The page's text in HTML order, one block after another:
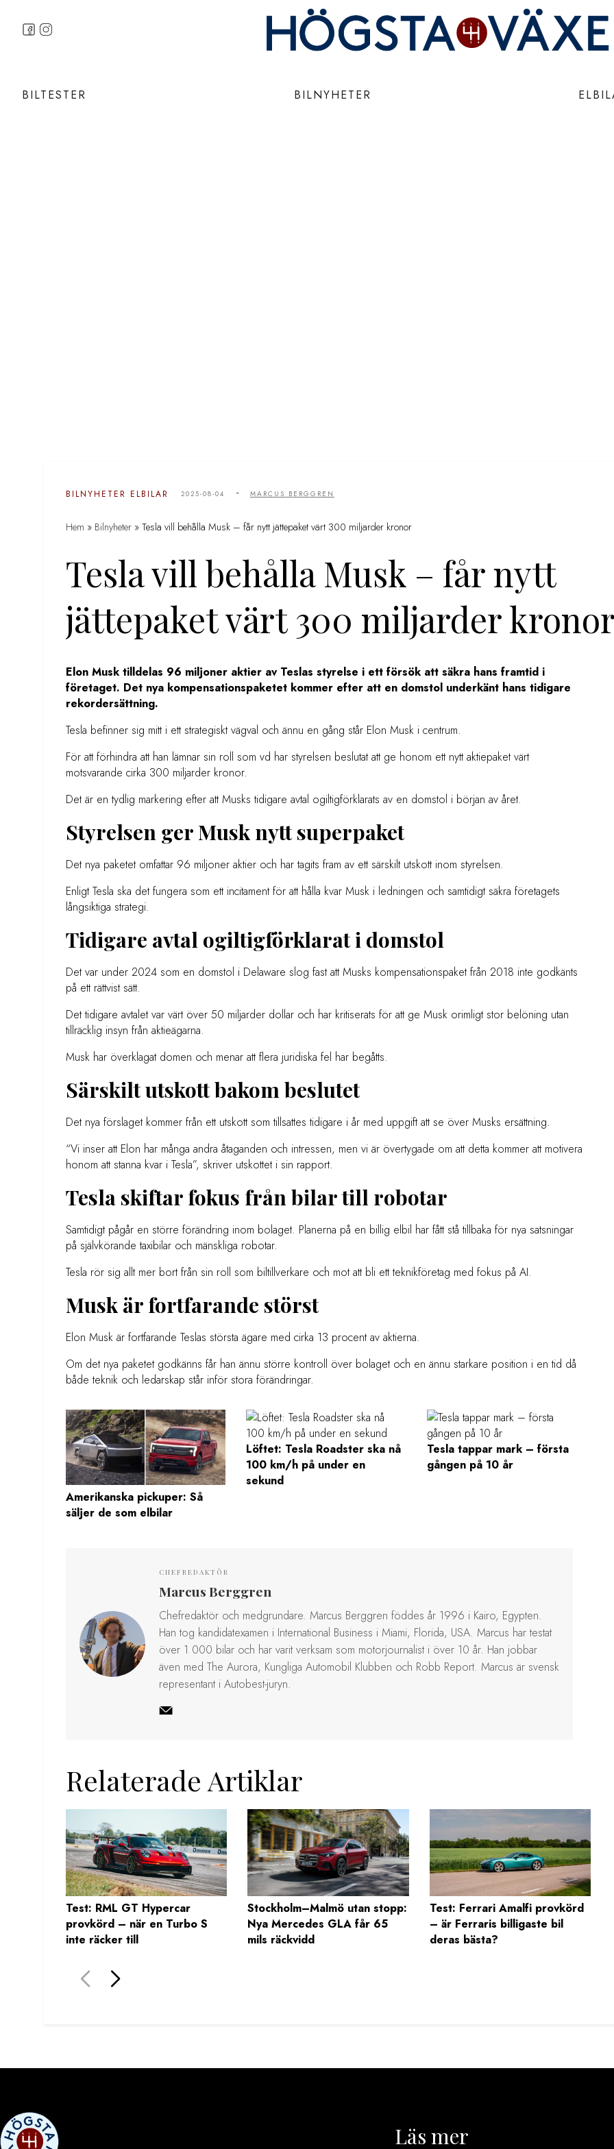
BILTESTER BILNYHETER
BILNYHETER ELBILAR 2025-08-04 - MARCUS BERGGREN
Hem » Bilnyheter » Tesla vill behålla Musk – får nytt jättepaket värt 300 miljarder kronor
Tesla vill behålla Musk – får nytt
jättepaket värt 300 miljarder
Elon Musk tilldelas 96 miljoner aktier av Teslas styrelse i ett försök att säkra hans framtid i
företaget. Det nya kompensationspaketet kommer efter att en domstol underkänt hans tidigare
rekordersättning.
Tesla befinner sig mitt i ett strategiskt vägval och ännu en gång står Elon Musk i centrum.
För att förhindra att han lämnar sin roll som vd har styrelsen beslutat att ge honom ett nytt aktiepaket värt
motsvarande cirka 300 miljarder kronor.
Det är en tydlig markering efter att Musks tidigare avtal ogiltigförklarats av en domstol i början av året.
Styrelsen ger Musk nytt superpaket
Det nya paketet omfattar 96 miljoner aktier och har tagits fram av ett särskilt utskott inom styrelsen.
Enligt Tesla ska det fungera som ett incitament för att hålla kvar Musk i ledningen och samtidigt säkra företagets
långsiktiga strategi.
Tidigare avtal ogiltigförklarat i domstol
Det var under 2024 som en domstol i Delaware slog fast att Musks kompensationspaket från 2018 inte godkänts
på ett rättvist sätt.
Det tidigare avtalet var värt över 50 miljarder dollar och har kritiserats för att ge Musk orimligt stor belöning utan
tillräcklig insyn från aktieägarna.
Musk har överklagat domen och menar att flera juridiska fel har begåtts.
Särskilt utskott bakom beslutet
Det nya förslaget kommer från ett utskott som tillsattes tidigare i år med uppgift att se över Musks ersättning.
“Vi inser att Elon har många andra åtaganden och intressen, men vi är övertygade om att detta kommer att motivera
honom att stanna kvar i Tesla”, skriver utskottet i sin rapport.
Tesla skiftar fokus från bilar till robotar
Samtidigt pågår en större förändring inom bolaget. Planerna på en billig elbil har fått stå tillbaka för nya satsningar
på självkörande taxibilar och mänskliga robotar.
Tesla rör sig allt mer bort från sin roll som biltillverkare och mot att bli ett teknikföretag med fokus på AI.
Musk är fortfarande störst
Elon Musk är fortfarande Teslas största ägare med cirka 13 procent av aktierna.
Om det nya paketet godkänns får han ännu större kontroll över bolaget och en ännu starkare position i en tid då
både teknik och ledarskap står inför stora förändringar.
Amerikanska pickuper: Så
säljer de som elbilar
Löftet: Tesla Roadster ska nå
100 km/h på under en
sekund
Tesla tappar mark – första
gången på 10 år
CHEFREDAKTÖR
Marcus Berggren
Chefredaktör och medgrundare. Marcus Berggren föddes år 1996 i Kairo, Egypten.
Han tog kandidatexamen i International Business i Miami, Florida, USA. Marcus har testat
över 1 000 bilar och har varit verksam som motorjournalist i över 10 år. Han jobbar
även med The Aurora, Kungliga Automobil Klubben och Robb Report. Marcus är svensk
representant i Autobest-juryn.
Relaterade Artiklar
Test: RML GT Hypercar
provkörd – när en Turbo S
inte räcker till
Stockholm–Malmö utan stopp:
Nya Mercedes GLA får 65
mils räckvidd
Test: Ferrari Amalfi provkörd
– är Ferraris billigaste bil
deras bästa?
Läs mer